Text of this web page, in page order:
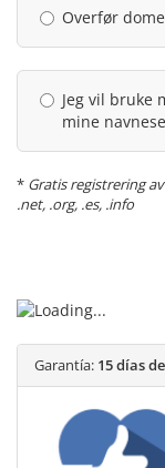
Overfør
Jeg vil bruke
mine
* Gratis registrering
.net, .org, .es, .info
Garantía: 15 días